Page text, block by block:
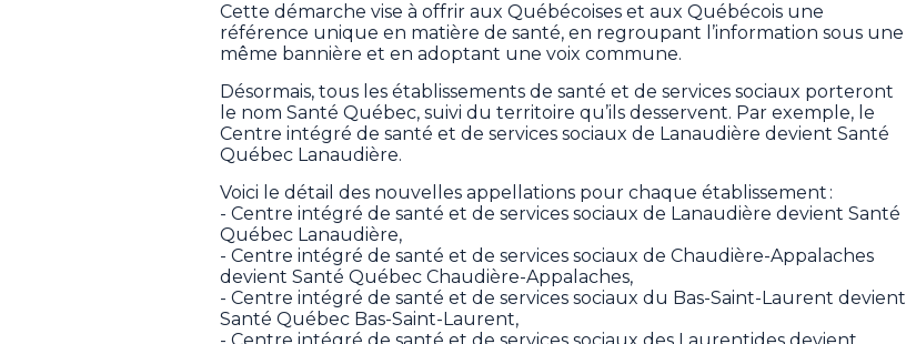
Cette démarche vise à offrir aux Québécoises et aux Québécois une
référence unique en matière de santé, en regroupant l’information sous une
même bannière et en adoptant une voix commune.
Désormais, tous les établissements de santé et de services sociaux porteront
le nom Santé Québec, suivi du territoire qu’ils desservent. Par exemple, le
Centre intégré de santé et de services sociaux de Lanaudière devient Santé
Québec Lanaudière.
Voici le détail des nouvelles appellations pour chaque établissement :
- Centre intégré de santé et de services sociaux de Lanaudière devient Santé
Québec Lanaudière,
- Centre intégré de santé et de services sociaux de Chaudière-Appalaches
devient Santé Québec Chaudière-Appalaches,
- Centre intégré de santé et de services sociaux du Bas-Saint-Laurent devient
Santé Québec Bas-Saint-Laurent,